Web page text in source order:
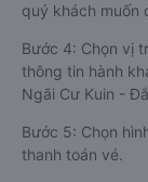
quý khách muốn
Bước 4: Chọn vị
thông tin hành
Ngãi Cư Kuin -
Bước 5: Chọn
thanh toán vé.